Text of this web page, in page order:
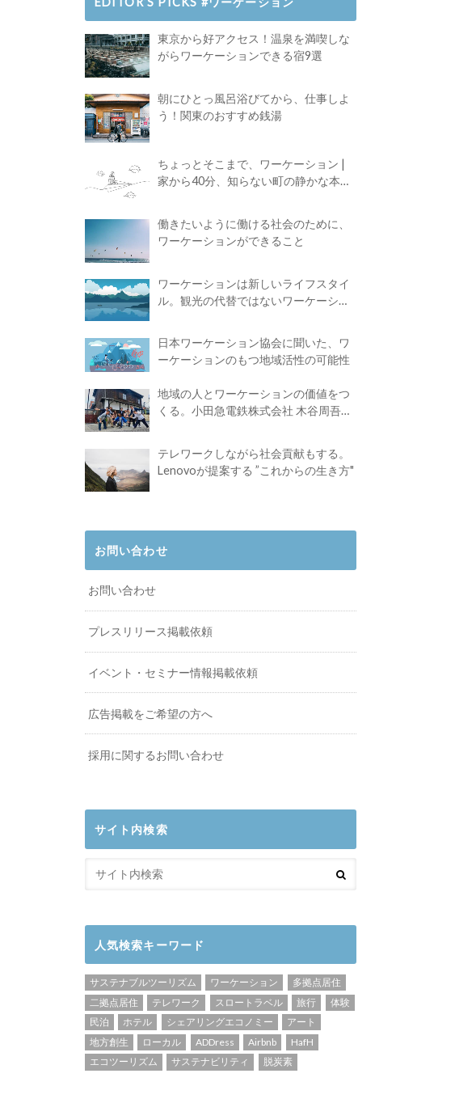
東京から好アクセス！温泉を満喫しな
がらワーケーションできる宿9選
朝にひとっ風呂浴びてから、仕事しよ
う！関東のおすすめ銭湯
ちょっとそこまで、ワーケーション |
家から40分、知らない町の静かな本屋
働きたいように働ける社会のために、
ワーケーションができること
ワーケーションは新しいライフスタイ
ル。観光の代替ではないワーケーショ
日本ワーケーション協会に聞いた、ワ
ーケーションのもつ地域活性の可能性
地域の人とワーケーションの価値をつ
くる。小田急電鉄株式会社 木谷周吾さ
テレワークしながら社会貢献もする。
Lenovoが提案する ”これからの生き方"
お問い合わせ
お問い合わせ
プレスリリース掲載依頼
イベント・セミナー情報掲載依頼
広告掲載をご希望の方へ
採用に関するお問い合わせ
サイト内検索
人気検索キーワード
サステナブルツーリズム ワーケーション
多拠点居住
二拠点居住
テレワーク スロートラベル 旅行
体験
民泊
ホテル シェアリングエコノミー
アート
地方創生
ローカル ADDress Airbnb
HafH
エコツーリズム
サステナビリティ 脱炭素